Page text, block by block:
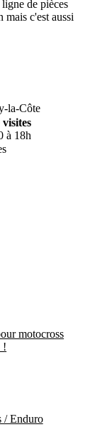
de pièces
mais c'est aussi
la-Côte
à 18h
motocross
!
/ Enduro